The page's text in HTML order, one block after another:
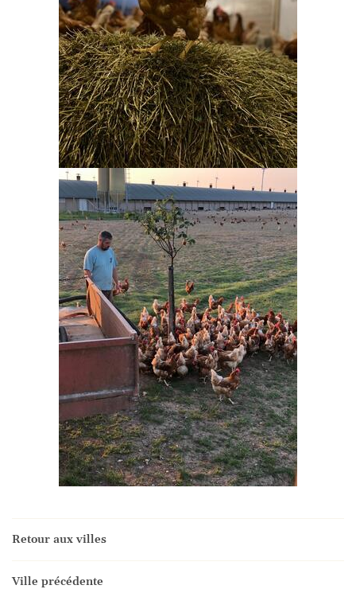
Retour aux villes
Ville précédente